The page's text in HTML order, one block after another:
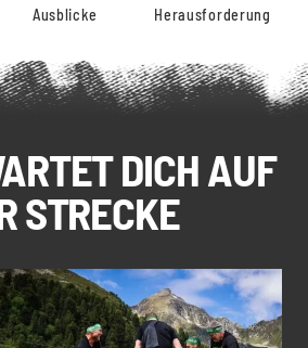
Ausblicke
Herausforderung
DICH AUF
STRECKE